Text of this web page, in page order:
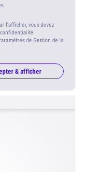
l'afficher, vous devez
de Gestion de la
& afficher